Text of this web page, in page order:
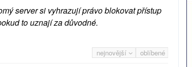
server si vyhrazují právo blokovat přístup
to uznají za důvodné.
nejnovější oblíbené